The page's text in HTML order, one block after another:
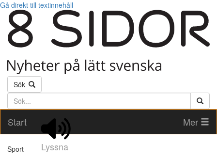
Gå direkt till textinnehåll
Sök
Söktext
Start
Lyssna
Mer
Sport